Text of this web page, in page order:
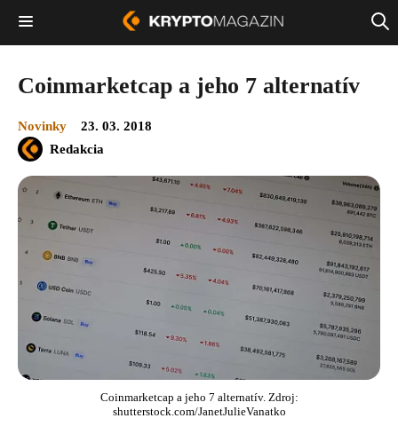
Coinmarketcap a jeho 7 alternatív
Novinky
23. 03. 2018
Redakcia
Coinmarketcap a jeho 7 alternatív. Zdroj:
shutterstock.com/JanetJulieVanatko